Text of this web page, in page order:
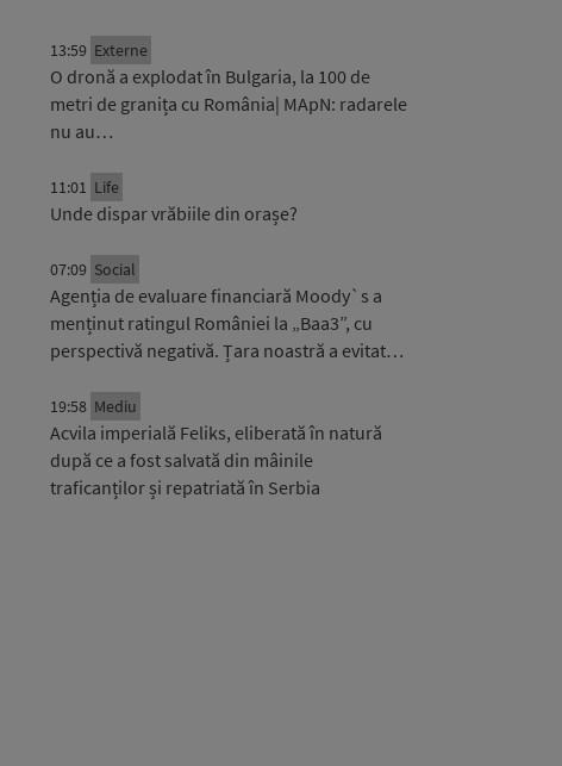
13:59 Externe
O dronă a explodat în Bulgaria, la 100 de
metri de granița cu România| MApN: radarele
nu au…
11:01 Life
Unde dispar vrăbiile din orașe?
07:09 Social
Agenția de evaluare financiară Moody`s a
menținut ratingul României la „Baa3”, cu
perspectivă negativă. Țara noastră a evitat…
19:58 Mediu
Acvila imperială Feliks, eliberată în natură
după ce a fost salvată din mâinile
traficanților și repatriată în Serbia